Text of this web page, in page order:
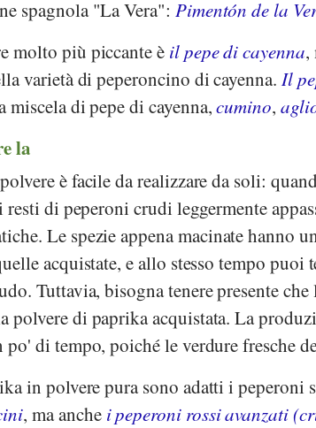
spagnola "La Vera": Pimentón de la
molto più piccante è il pepe di cayenna,
varietà di peperoncino di cayenna. Il
miscela di pepe di cayenna,cumino,
la
è facile da realizzare da soli:
di peperoni crudi leggermente
Le spezie appena macinate hanno
acquistate, e allo stesso tempo puoi
Tuttavia, bisogna tenere presente
polvere di paprika acquistata. La
di tempo, poiché le verdure fresche
in polvere pura sono adatti i peperoni
, ma anche i peperoni rossi avanzati